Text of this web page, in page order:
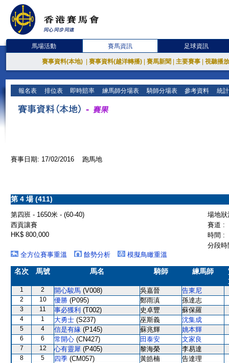
馬場活動 賽馬資訊 足球資訊
賽事資料(本地) 賽事資料(越洋轉播) 賽馬新聞 主要賽事 視聽播
報名表 排位表 即時賠率 練馬師分場表 騎師分場表 參考資料 統
賽事日期: 17/02/2016 跑馬地
第 4 場 (411)
第四班 - 1650米 - (60-40)
場地
西貢讓賽
賽道 :
HK$ 800,000
時間 :
分段
全方位賽事重溫
餘勢分析 模擬鳥瞰重溫
名次 馬號 馬名 騎師 練馬師
1 2 開心駿馬 (V008) 吳嘉晉 告東尼
2 10 優勝 (P095) 鄭雨滇 孫達志
3 11 事必獲利 (T002) 史卓豐 蘇保羅
4 1 大勇士 (S237) 巫斯義 沈集成
5 4 信是有緣 (P145) 蘇兆輝 姚本輝
6 6 常開心 (CN427) 田泰安 文家良
7 12 心有靈犀 (P405) 黎海榮 李易達
8 5 四季 (CM057) 黃皓楠 告達理